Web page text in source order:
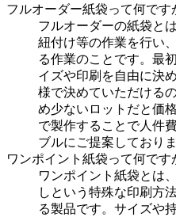
フルオーダー紙袋って何です
フルオーダーの紙袋と
紐付け等の作業を行い
る作業のことです。最
イズや印刷を自由に決
様で決めていただける
め少ないロットだと価
で製作することで人件
ブルにご提案しており
ワンポイント紙袋って何です
ワンポイント紙袋とは
しという特殊な印刷方
る製品です。サイズや